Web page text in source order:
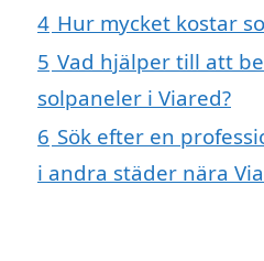
4 Hur mycket kostar
5 Vad hjälper till att
solpaneler i Viared?
6 Sök efter en
i andra städer nära